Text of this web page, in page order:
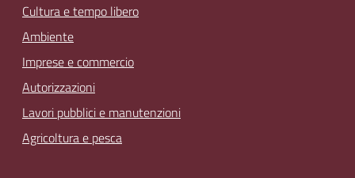
Cultura e tempo libero
Ambiente
Imprese e commercio
Autorizzazioni
Lavori pubblici e manutenzioni
Agricoltura e pesca